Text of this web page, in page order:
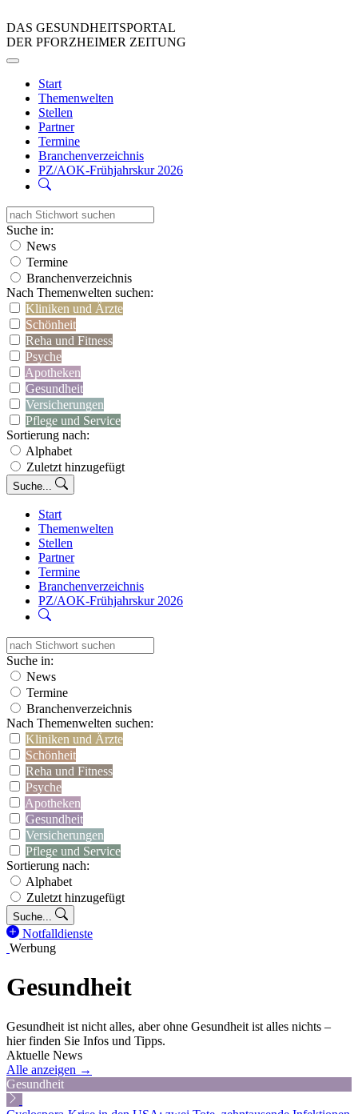
DAS GESUNDHEITSPORTAL
DER PFORZHEIMER ZEITUNG
Start
Themenwelten
Stellen
Partner
Termine
Branchenverzeichnis
PZ/AOK-Frühjahrskur 2026
Suche in:
News
Termine
Branchenverzeichnis
Nach Themenwelten suchen:
Kliniken und Ärzte
Schönheit
Reha und Fitness
Psyche
Apotheken
Gesundheit
Versicherungen
Pflege und Service
Sortierung nach:
Alphabet
Zuletzt hinzugefügt
Suche...
Start
Themenwelten
Stellen
Partner
Termine
Branchenverzeichnis
PZ/AOK-Frühjahrskur 2026
Suche in:
News
Termine
Branchenverzeichnis
Nach Themenwelten suchen:
Kliniken und Ärzte
Schönheit
Reha und Fitness
Psyche
Apotheken
Gesundheit
Versicherungen
Pflege und Service
Sortierung nach:
Alphabet
Zuletzt hinzugefügt
Suche...
Notfalldienste
Werbung
Gesundheit
Gesundheit ist nicht alles, aber ohne Gesundheit ist alles nichts –
hier finden Sie Infos und Tipps.
Aktuelle News
Alle anzeigen →
Gesundheit